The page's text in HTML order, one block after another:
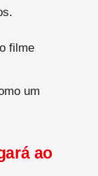
filme
um
ao